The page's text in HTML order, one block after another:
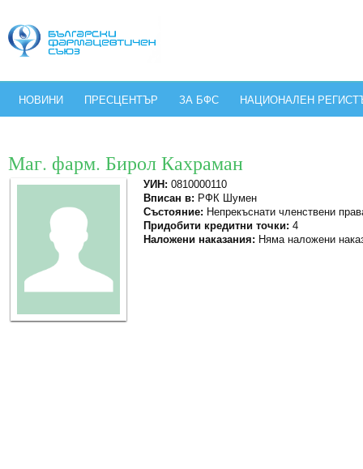
НОВИНИ ПРЕСЦЕНТЪР ЗА БФС НАЦИОНАЛЕН
Маг. фарм. Бирол Кахраман
УИН: 0810000110
Вписан в: РФК Шумен
Състояние: Непрекъснати членствени
Придобити кредитни точки: 4
Наложени наказания: Няма наложени